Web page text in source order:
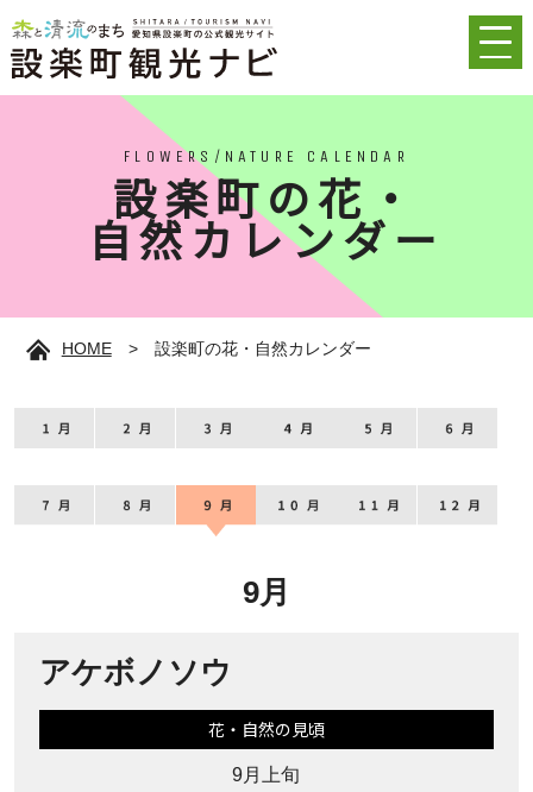
FLOWERS/NATURE CALENDAR
設楽町の花・
自然カレンダー
HOME> 設楽町の花・自然カレンダー
9月
アケボノソウ
花・自然の見頃
9月上旬